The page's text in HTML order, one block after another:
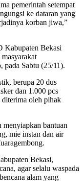
pemerintah setempat
ke dataran yang
korban jiwa,”
Kabupaten Bekasi
pada Sabtu (25/11).
berupa 20 dus
dan 1.000 pcs
diterima oleh pihak
bantuan
mie instan dan air
Bekasi,
agar selalu waspada
alam yang